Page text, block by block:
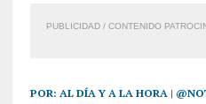
PUBLICIDAD / CONTENIDO
POR: AL DÍA Y A LA HORA |